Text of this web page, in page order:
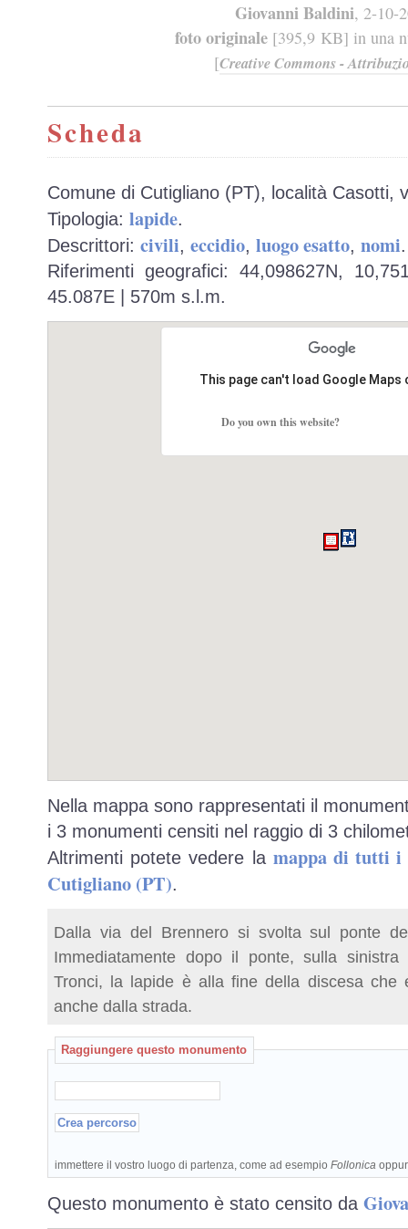
Giovanni Baldini, 2-10-
foto originale [395,9 KB] in una
[Creative Commons -
Scheda
Comune di Cutigliano (PT), località Casotti,
Tipologia: lapide.
Descrittori: civili, eccidio, luogo esatto, nomi.
Riferimenti geografici: 44,098627N,
45.087E | 570m s.l.m.
This page can't load Google
Do you own this website?
Nella mappa sono rappresentati il
i 3 monumenti censiti nel raggio di 3
Altrimenti potete vedere la mappa di tutti i
Cutigliano (PT).
Dalla via del Brennero si svolta sul ponte
Immediatamente dopo il ponte, sulla
Tronci, la lapide è alla fine della discesa che
anche dalla strada.
Raggiungere questo monumento
immettere il vostro luogo di partenza, come ad esempio Follonica
Questo monumento è stato censito da